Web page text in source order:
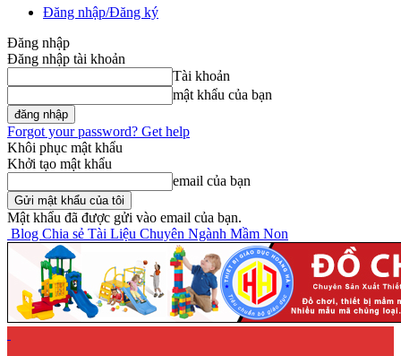
Đăng nhập/Đăng ký
Đăng nhập
Đăng nhập tài khoản
Tài khoản
mật khẩu của bạn
Forgot your password? Get help
Khôi phục mật khẩu
Khởi tạo mật khẩu
email của bạn
Mật khẩu đã được gửi vào email của bạn.
Blog Chia sẻ Tài Liệu Chuyên Ngành Mầm Non